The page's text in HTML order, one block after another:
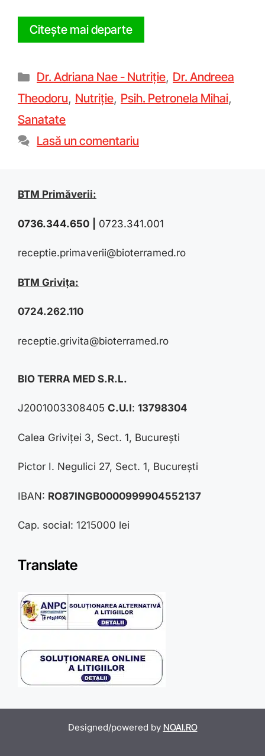
Citește mai departe
Dr. Adriana Nae - Nutriție, Dr. Andreea
Theodoru, Nutriție, Psih. Petronela Mihai,
Sanatate
Lasă un comentariu
BTM Primăverii:
0736.344.650 0723.341.001
receptie.primaverii@bioterramed.ro
BTM Grivița:
0724.262.110
receptie.grivita@bioterramed.ro
BIO TERRA MED S.R.L.
J2001003308405 C.U.I: 13798304
Calea Griviței 3, Sect. 1, București
Pictor I. Negulici 27, Sect. 1, București
IBAN: RO87INGB0000999904552137
Cap. social: 1215000 lei
Translate
Designed/powered by NOAI.RO